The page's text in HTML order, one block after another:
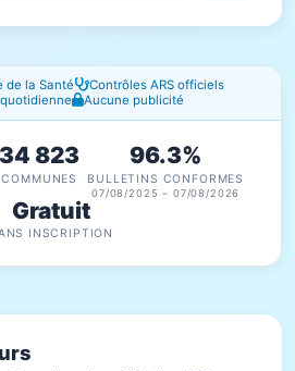
de l'eau
de la Santé
Contrôles ARS officiels
Aucune publicité
34 823
COMMUNES
96.3%
BULLETINS CONFORMES
07/08/2025 – 07/08/2026
Gratuit
INSCRIPTION